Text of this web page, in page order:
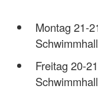
Montag 21-
Freitag 20-